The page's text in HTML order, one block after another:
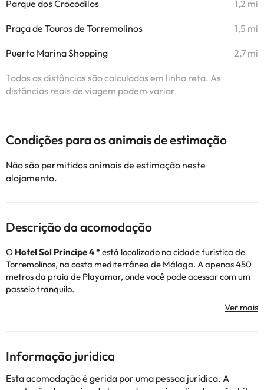
Parque dos Crocodilos 1,2 mi
Praça de Touros de Torremolinos 1,5 mi
Puerto Marina Shopping 2,7 mi
Todas as distâncias são calculadas em linha reta. As
distâncias reais de viagem podem variar.
Condições para os animais de estimação
Não são permitidos animais de estimação neste
alojamento.
Descrição da acomodação
O HotelSol Principe 4 *está localizado na cidade turística de
Torremolinos, na costa mediterrânea de Málaga. A apenas 450
metros da praia de Playamar, onde você pode acessar com um
passeio tranquilo.
dispõe de recepção 24 horas, serviço de restaurante
onde poderá degustar os pratos mais típicos, ligação Wi-Fi, bem
férias inesquecíveis :-)
Osquartostotalmente decorados são confortáveis e simples,
oferecendo o máximo conforto e relaxamento aos hóspedes.
Informação jurídica
Esta acomodação é gerida por uma pessoa jurídica. A